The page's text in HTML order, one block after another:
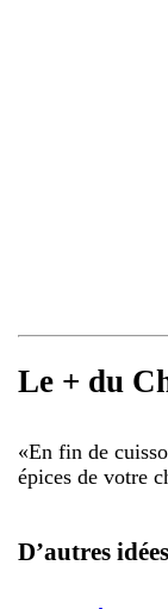
Le + du
«En fin de
épices de votre
D’autres